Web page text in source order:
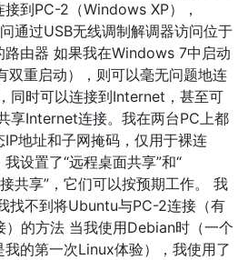
接到PC-2（Windows XP），
通过USB无线调制解调器访问位于
路由器 如果我在Windows 7中启动
双重启动），则可以毫无问题地连
同时可以连接到Internet，甚至可
享Internet连接。我在两台PC上都
IP地址和子网掩码，仅用于裸连
设置了“远程桌面共享”和“
共享”，它们可以按预期工作。 我
找不到将Ubuntu与PC-2连接（有
）的方法 当我使用Debian时（一个
我的第一次Linux体验），我使用了